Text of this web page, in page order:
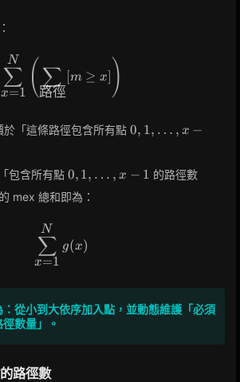
\sum_{x=1}^{N} \left(
x=1
∑
N (路徑
∑ m ≥ x )
於「這條路徑包含所有點0, 1,
0, 1, … , x −
包含所有點 0, 1,
\dots,
x-1
0, 1, … , x − 1 的路徑數
mex 總和即為：
x=1
∑
N
g(x)
從小到大依序加入點，並動態維護「必須
數量」。
路徑數